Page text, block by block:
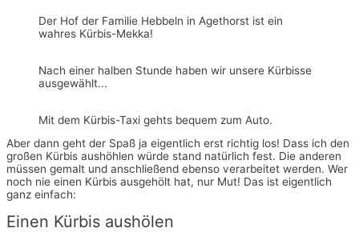
Der Hof der Familie Hebbeln in Agethorst ist ein
wahres Kürbis-Mekka!
Nach einer halben Stunde haben wir unsere Kürbisse
ausgewählt...
Mit dem Kürbis-Taxi gehts bequem zum Auto.
Aber dann geht der Spaß ja eigentlich erst richtig los! Dass ich den
großen Kürbis aushöhlen würde stand natürlich fest. Die anderen
müssen gemalt und anschließend ebenso verarbeitet werden. Wer
noch nie einen Kürbis ausgehölt hat, nur Mut! Das ist eigentlich
ganz einfach:
Einen Kürbis aushölen